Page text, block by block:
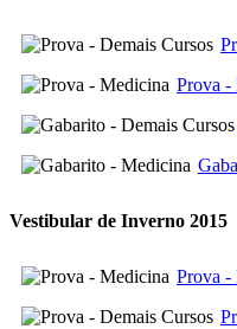
Prova -
Vestibular de Inverno 2015
Prova -